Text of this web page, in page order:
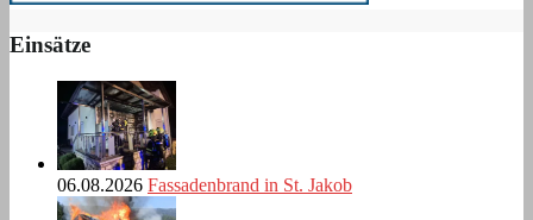
Einsätze
06.08.2026 Fassadenbrand in St. Jakob